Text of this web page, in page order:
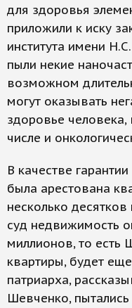
для здоровья
приложили к иску
института имени
пыли некие
возможном
могут оказывать
здоровье
числе и
В качестве
была арестована
несколько
суд недвижимость
миллионов, то есть
квартиры, будет
патриарха,
Шевченко,